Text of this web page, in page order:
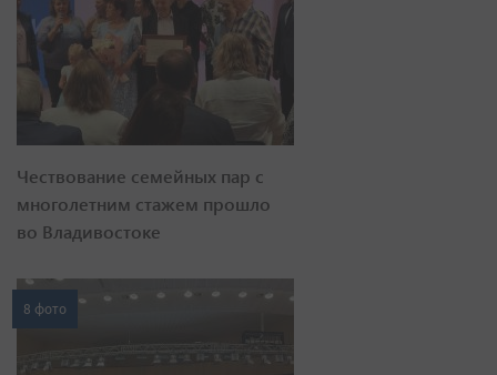
Чествование семейных пар с
многолетним стажем прошло
во Владивостоке
8 фото